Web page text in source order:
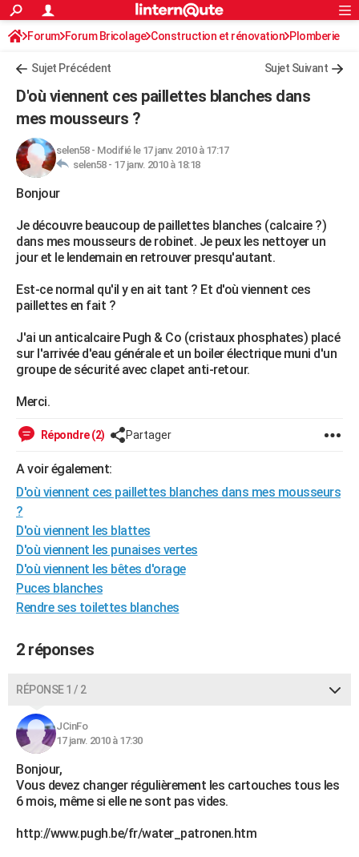
ACTUALITÉS
Politique
Société
Faits Divers
Education
Monde
Villes
+
FINANCE
Retraite
Impôts
Epargne
Immobilier
Risques naturels par ville
Banque
Assurance
Crédit
AUTO
Essais
Réserver un essai
Citadines
Berlines
SUV
Forum auto
HIGH-TECH
Forum
Aménagement intérieur
Extérieur
Cuisine
Salle de bains
Jardinage
Rangement
WEEK-END
Art de vivre
Bien-être
Loisirs
Mode
Modes de vie
SANTE
Alimentation
Guide de la santé
Maladies
Médicaments
Sommeil
VOYAGE
Destinations
City break
Voyage nature
Voyage de noces
Forum
Climat
+PHOTO
BONS PLANS
CARTE DE VOEUX
Carte de Noël
Carte Bonne année
Carte Saint-Valentin
Carte Pâques
Carte d'anniversaire
DICTIONNAIRE
Dictionnaire
Biographies
Citations
Expressions
Proverbes
PROGRAMME TV
COPAINS D'AVANT
S'inscrire
Se connecter
Lycées
Collèges
Primaires
Universités
Entreprises
Service militaire
Avis de recherche
AVIS DE DÉCÈS
Rechercher
S'inscrire
Connexion
Forum Forum Bricolage Construction et rénovation Plomberie
Sujet Précédent Sujet Suivant
D'où viennent ces paillettes blanches dans
mes mousseurs ?
selen58- Modifié le 17 janv. 2010 à 17:17
selen58 - 17 janv. 2010 à 18:18
Bonjour
Je découvre beaucoup de paillettes blanches (calcaire ?)
dans mes mousseurs de robinet. Je peux les nettoyer un
jour et le lendemain en retrouver presqu'autant.
Est-ce normal qu'il y en ait tant ? Et d'où viennent ces
paillettes en fait ?
J'ai un anticalcaire Pugh & Co (cristaux phosphates) placé
sur l'arrivée d'eau générale et un boiler électrique muni d'un
groupe de sécurité avec clapet anti-retour.
Merci.
Répondre (2) Partager
A voir également:
D'où viennent ces paillettes blanches dans mes mousseurs
?
D'où viennent les blattes
D'où viennent les punaises vertes
D'où viennent les bêtes d'orage
Puces blanches
Rendre ses toilettes blanches
2 réponses
RÉPONSE 1 / 2
JCinFo
17 janv. 2010 à 17:30
Bonjour,
Vous devez changer régulièrement les cartouches tous les
6 mois, même si elle ne sont pas vides.
http://www.pugh.be/fr/water_patronen.htm